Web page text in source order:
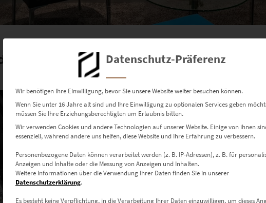
jetzt bestellen! Datenschutz-Präferenz
Wir benötigen Ihre Einwilligung, bevor Sie unsere Website weiter besuchen können.
Wenn Sie unter 16 Jahre alt sind und Ihre Einwilligung zu optionalen Services geben
müssen Sie Ihre Erziehungsberechtigten um Erlaubnis bitten.
Wir verwenden Cookies und andere Technologien auf unserer Website. Einige von ihnen
essenziell, während andere uns helfen, diese Website und Ihre Erfahrung zu verbessern.
Personenbezogene Daten können verarbeitet werden (z. B. IP-Adressen), z. B. für
Anzeigen und Inhalte oder die Messung von Anzeigen und Inhalten.
Weitere Informationen über die Verwendung Ihrer Daten finden Sie in unserer
Datenschutzerklärung.
Es besteht keine Verpflichtung, in die Verarbeitung Ihrer Daten einzuwilligen, um dieses